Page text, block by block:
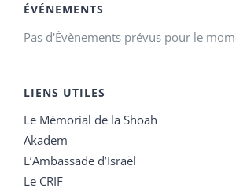
ÉVÉNEMENTS
Pas d'Évènements prévus pour le
LIENS UTILES
Le Mémorial de la Shoah
Akadem
L’Ambassade d’Israël
Le CRIF